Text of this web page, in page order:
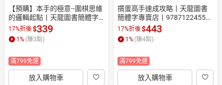
【預購】本手的極意--圍棋思維
的邏輯起點丨天龍圖書簡體字
專賣店丨9787559145949 (tl26
10)
17%折後$339
1 % (賺3點)
滿799免運
放入購物車
摜蛋高手速成攻略丨天龍圖書
簡體字專賣店丨978712245553
6 (tl2605)
17%折後$443
1 % (賺4點)
滿799免運
放入購物車